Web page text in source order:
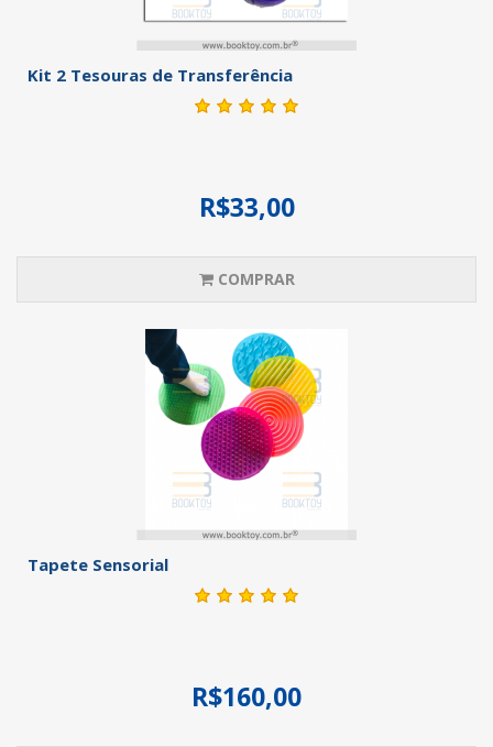
Kit 2 Tesouras de Transferência
R$33,00
COMPRAR
Tapete Sensorial
R$160,00